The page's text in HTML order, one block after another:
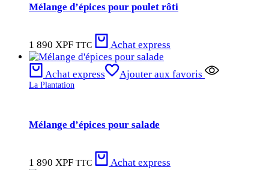
Mélange d’épices pour poulet rôti
1 890 XPF TTC Achat express
Achat express Ajouter aux favoris
La Plantation
Mélange d’épices pour salade
1 890 XPF TTC Achat express